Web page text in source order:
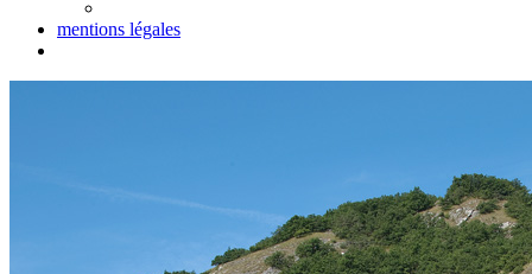
mentions légales